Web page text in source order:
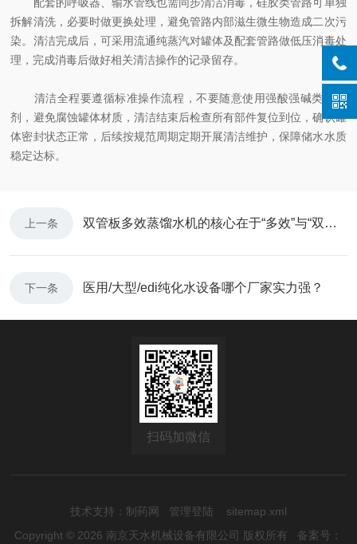
拆解清洗，必要时做更换处理，避免管路内部滋生微生物造成二次污
染。清洁完成后，可采用流通纯蒸汽对罐体及配套管路做低压消毒处
理，完成消毒后做好相关清洁操作的记录留存。
清洁全程要遵循标准操作流程，不要随意使用强酸强碱类清洗
剂，避免腐蚀罐体材质，清洁结束后检查所有部件复位到位，确认罐
体密封状态正常，后续按规范周期定期开展清洁维护，保障储水水质
稳定达标。
上一条 双管板多效蒸馏水机的核心在于“多效”与“双管板”两个概念
下一条 医用/大型/edi纯化水设备哪个厂家实力强？
扫码加微信
技术支持： 制药网 管理登陆
sitemap.xml
Copyright © 2026 南京天水机械设备有限公司 版权所有 备案号：